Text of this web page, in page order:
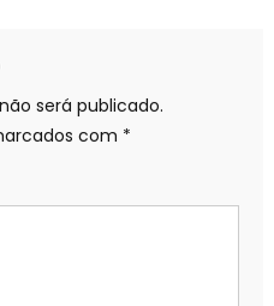
será publicado.
com *